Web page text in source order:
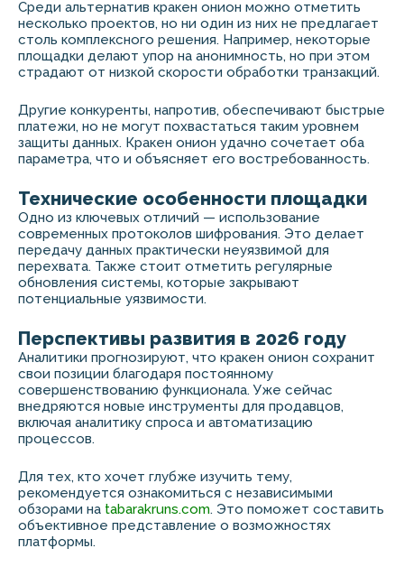
Среди альтернатив кракен онион можно отметить
несколько проектов, но ни один из них не предлагает
столь комплексного решения. Например, некоторые
площадки делают упор на анонимность, но при этом
страдают от низкой скорости обработки транзакций.
Другие конкуренты, напротив, обеспечивают быстрые
платежи, но не могут похвастаться таким уровнем
защиты данных. Кракен онион удачно сочетает оба
параметра, что и объясняет его востребованность.
Технические особенности площадки
Одно из ключевых отличий — использование
современных протоколов шифрования. Это делает
передачу данных практически неуязвимой для
перехвата. Также стоит отметить регулярные
обновления системы, которые закрывают
потенциальные уязвимости.
Перспективы развития в 2026 году
Аналитики прогнозируют, что кракен онион сохранит
свои позиции благодаря постоянному
совершенствованию функционала. Уже сейчас
внедряются новые инструменты для продавцов,
включая аналитику спроса и автоматизацию
процессов.
Для тех, кто хочет глубже изучить тему,
рекомендуется ознакомиться с независимыми
обзорами на tabarakruns.com. Это поможет составить
объективное представление о возможностях
платформы.